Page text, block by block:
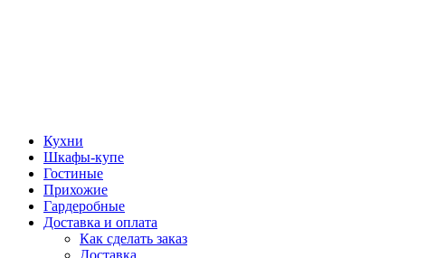
Кухни
Шкафы-купе
Гостиные
Прихожие
Гардеробные
Доставка и оплата
Как сделать заказ
Доставка